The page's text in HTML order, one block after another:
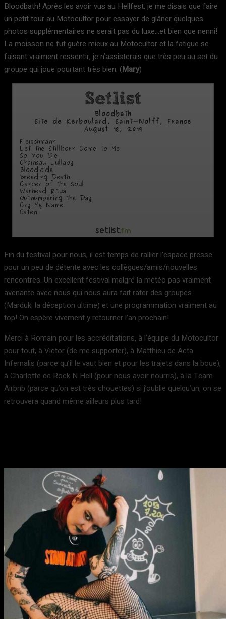
Bloodbath! Après les avoir vus au Hellfest, je me disais que faire
un petit tour au Motocultor pour essayer de glâner quelques
photos supplémentaires ne serait pas du luxe…et bien que nenni!
La moisson ne fut guère mieux au Motocultor et la fatigue se
faisant vraiment ressentir, je n’assisterais que très peu au set du
groupe qui joue pourtant très bien. (Mary)
Fin du festival pour nous, il est temps de rallier l’espace presse
pour un peu de détente avec les collègues/amis/nouvelles
rencontres. Un excellent festival malgré la météo pas vraiment
avenante avec nous qui nous aura fait rater des groupes
(Marduk, la déception ultime) et une programmation vraiment au
top! On espère vivement y retourner l’an prochain!
Merci à Romain pour les accréditations, à l’équipe du Motocultor
pour tout, à Victor (de me supporter), à Matthieu de Acta
Infernalis (parce qu’il le vaut bien et pour les trajets dans la boue),
à Charlotte de Rock N Hell (pour nous avoir nourris), à la Team
Airbnb (parce qu’on est très chouettes) si j’oublie quelqu’un, on se
retrouvera quand même ailleurs plus tard!